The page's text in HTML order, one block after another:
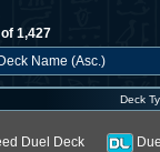
1,427
Deck
Duel Deck